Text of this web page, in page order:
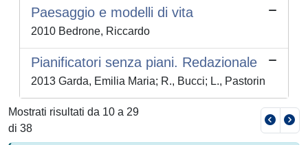
Paesaggio e modelli di vita
2010 Bedrone, Riccardo
Pianificatori senza piani. Redazionale
2013 Garda, Emilia Maria; R., Bucci; L., Pastorin
Mostrati risultati da 10 a 29
di 38